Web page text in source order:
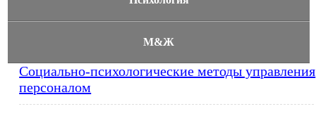
М&Ж
Социально-психологические методы управления
персоналом